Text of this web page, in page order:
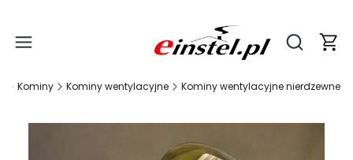
Otwórz
Kominy Kominy wentylacyjne Kominy wentylacyjne nierdzewne